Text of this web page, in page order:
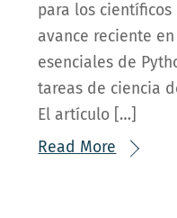
para los
avance reciente
esenciales de
tareas de ciencia
El artículo […]
Read More